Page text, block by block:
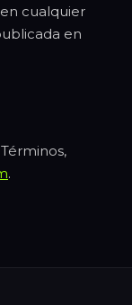
cualquier
en
.